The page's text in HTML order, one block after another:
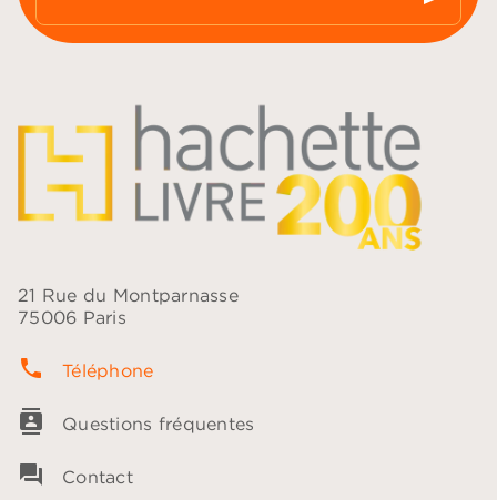
21 Rue du Montparnasse
75006 Paris
phone Téléphone
contacts Questions fréquentes
question_answer Contact